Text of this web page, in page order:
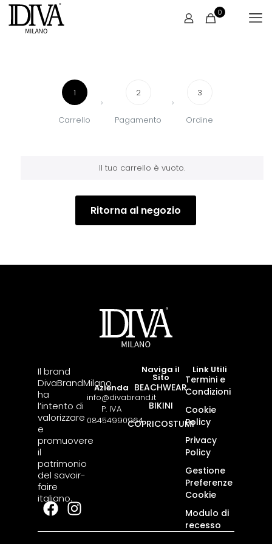
0
1
Carrello
2
Pagamento
3
Ordine
Il tuo carrello è vuoto.
Ritorna al negozio
Il brand
DivaBrandMilano
ha
l’intento di
valorizzare
e
promuovere
il
patrimonio
del savoir-
faire
italiano.
Azienda
info@divabrand.it
P. IVA
08454990964
Naviga il
Sito
BEACHWEAR
BIKINI
COPRICOSTUMI
Link Utili
Termini e
Condizioni
Cookie
Policy
Privacy
Policy
Gestione
Preferenze
Cookie
Modulo di
recesso